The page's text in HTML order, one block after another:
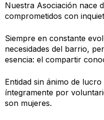
Nuestra Asociación nace
comprometidos con
Siempre en constante
necesidades del barrio,
esencia: el compartir
Entidad sin ánimo de
íntegramente por
son mujeres.